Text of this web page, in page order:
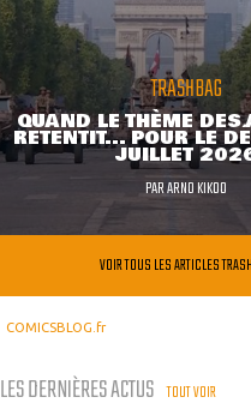
TRASHBAG
QUAND LE THÈME DES
RETENTIT... POUR LE
JUILLET
PARARNO KIKOO
VOIR TOUS LES ARTICLES
COMICSBLOG.fr
LES DERNIÈRES ACTUS TOUT VOIR